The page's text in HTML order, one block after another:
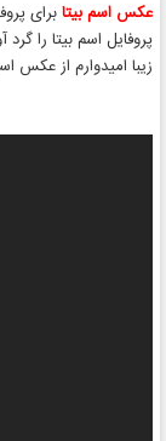
عکس اسم بیتا برای
پروفایل اسم بیتا را
زیبا امیدوارم از عکس